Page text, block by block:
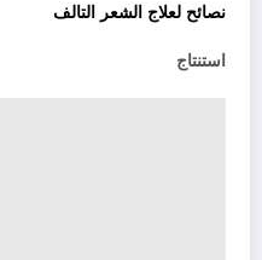
نصائح لعلاج الشعر التالف
استنتاج